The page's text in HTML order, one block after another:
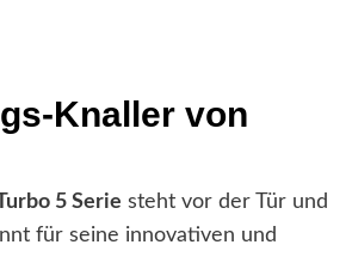
Knaller von
5 Serie steht vor der Tür und
für seine innovativen und